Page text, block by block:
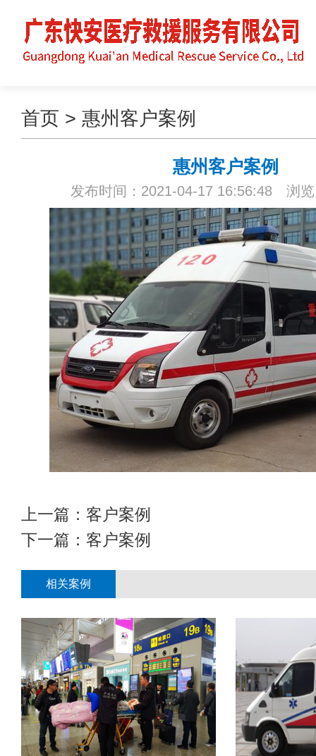
首页 > 惠州客户案例
惠州客户案例
发布时间：2021-04-17 16:56:48 浏览
上一篇： 客户案例
下一篇： 客户案例
相关案例